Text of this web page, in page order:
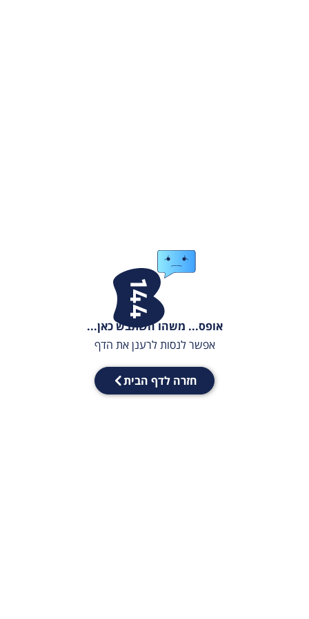
אופס... משהו השתבש כאן...
אפשר לנסות לרענן את הדף
חזרה לדף הבית